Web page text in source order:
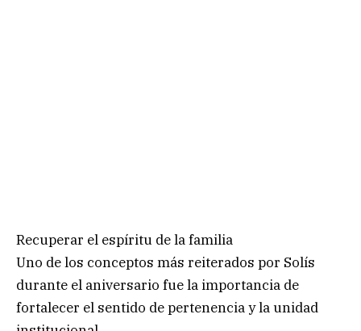
Recuperar el espíritu de la familia
Uno de los conceptos más reiterados por Solís
durante el aniversario fue la importancia de
fortalecer el sentido de pertenencia y la unidad